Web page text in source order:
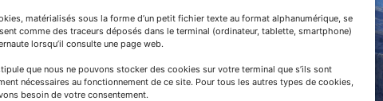
matérialisés sous la forme d’un petit fichier texte au format alphanumérique, se
comme des traceurs déposés dans le terminal (ordinateur, tablette, smartphone)
lorsqu’il consulte une page web.
que nous ne pouvons stocker des cookies sur votre terminal que s’ils sont
nécessaires au fonctionnement de ce site. Pour tous les autres types de cookies,
besoin de votre consentement.
Parc national des Pyrénées